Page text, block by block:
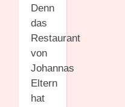
Denn
das
Restaurant
von
Johannas
Eltern
hat